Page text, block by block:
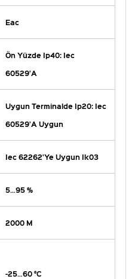
Eac
Ön Yüzde Ip40: Iec
60529'A
Uygun Terminalde Ip20: Iec
60529'A Uygun
Iec 62262'Ye Uygun Ik03
5…95 %
2000 M
-25…60 °C